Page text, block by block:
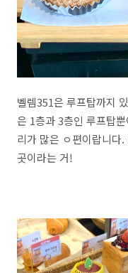
벨렘351은 루프탑까지
은 1층과 3층인 루프탑
리가 많은 ㅇ편이랍니다
곳이라는 거!